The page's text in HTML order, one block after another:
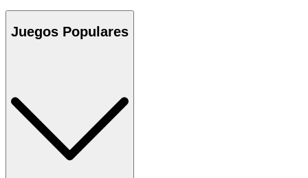
Juegos Populares